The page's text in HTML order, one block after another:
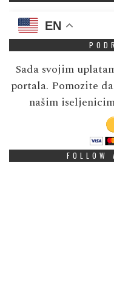
EN
Sada svojim
portala. Pomozite
našim
FOLLOW